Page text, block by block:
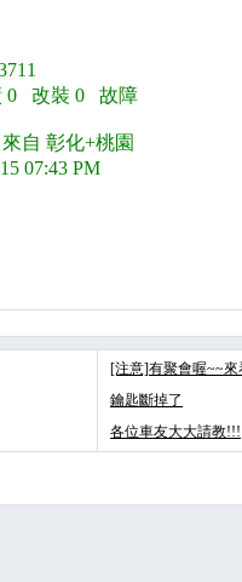
0 改裝 0 故障
自 彰化+桃園
07:43 PM
[注意]有聚會喔~~來
鑰匙斷掉了
各位車友大大請教!!!